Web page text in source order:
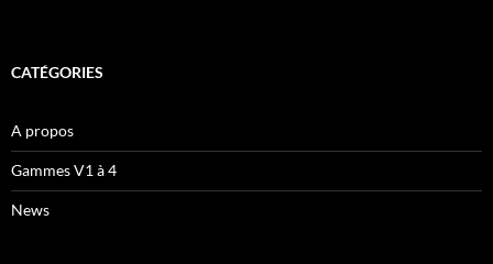
CATÉGORIES
A propos
Gammes V1 à 4
News